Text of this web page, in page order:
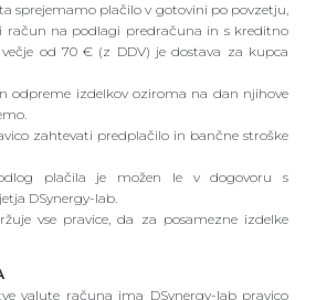
sprejemamo plačilo v gotovini po povzetju,
račun na podlagi predračuna in s kreditno
od 70 € (z DDV) je dostava za kupca
odpreme izdelkov oziroma na dan njihove
zahtevati predplačilo in bančne stroške
plačila je možen le v dogovoru s
DSynergy-lab.
vse pravice, da za posamezne izdelke
valute računa ima DSynergy-lab pravico